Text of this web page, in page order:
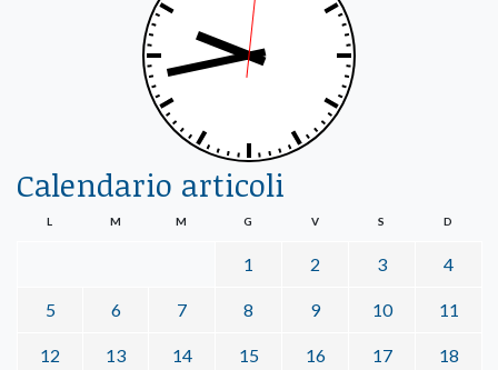
Calendario articoli
L M M G V S D
1 2 3 4
5 6 7 8 9 10 11
12 13 14 15 16 17 18